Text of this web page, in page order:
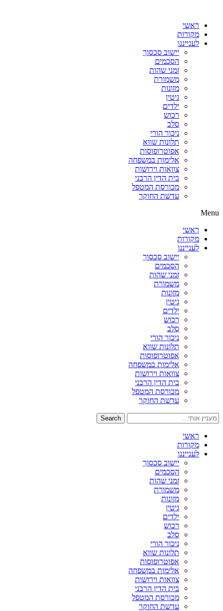
ראשי
מקורות
לענייננו
יישוב סכסוך
הסכמים
זמני שהות
משמורת
מזונות
גיטין
ילדים
רכוש
סלב
ניכור הורי
תלונות שווא
אפוטרופוסות
אלימות במשפחה
צוואות וירושות
בית הדין הרבני
מכורסת המטפל
עדשת החוקר
Menu
ראשי
מקורות
לענייננו
יישוב סכסוך
הסכמים
זמני שהות
משמורת
מזונות
גיטין
ילדים
רכוש
סלב
ניכור הורי
תלונות שווא
אפוטרופוסות
אלימות במשפחה
צוואות וירושות
בית הדין הרבני
מכורסת המטפל
עדשת החוקר
Search
ראשי
מקורות
לענייננו
יישוב סכסוך
הסכמים
זמני שהות
משמורת
מזונות
גיטין
ילדים
רכוש
סלב
ניכור הורי
תלונות שווא
אפוטרופוסות
אלימות במשפחה
צוואות וירושות
בית הדין הרבני
מכורסת המטפל
עדשת החוקר